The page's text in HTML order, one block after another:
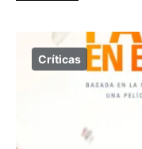
Críticas